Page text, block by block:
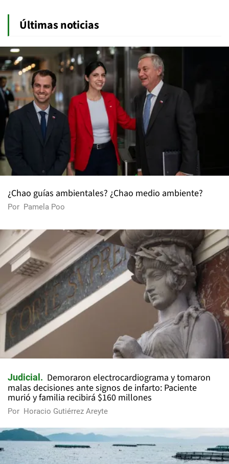
Últimas noticias
¿Chao guías ambientales? ¿Chao medio ambiente?
Por Pamela Poo
Judicial
Demoraron electrocardiograma y tomaron
malas decisiones ante signos de infarto: Paciente
murió y familia recibirá $160 millones
Por Horacio Gutiérrez Areyte